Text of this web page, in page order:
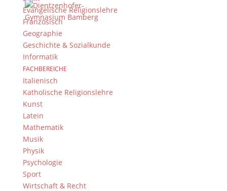
Evangelische Religionslehre
Französisch
Geographie
Geschichte & Sozialkunde
Informatik
FACHBEREICHE
Italienisch
Katholische Religionslehre
Kunst
Latein
Mathematik
Musik
Physik
Psychologie
Sport
Wirtschaft & Recht
unserer DG-Bib stehen, denn der Magellan-Verlag
war so freundlich, allen an der Lesung
teilnehmenden Schulen ein Exemplar zu schicken.
Dafür sagen wir herzlichen Dank!
Suche